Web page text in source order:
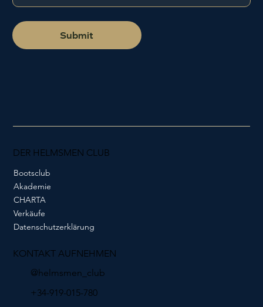
DER HELMSMEN CLUB
Bootsclub
Akademie
CHARTA
Verkäufe
Datenschutzerklärung
KONTAKT AUFNEHMEN
@helmsmen_club
+34-919-015-780
Submit